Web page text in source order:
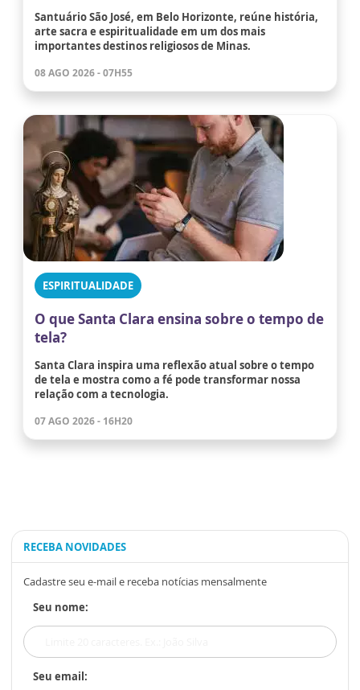
Santuário São José, em Belo Horizonte, reúne história,
arte sacra e espiritualidade em um dos mais
importantes destinos religiosos de Minas.
08 AGO 2026 - 07H55
ESPIRITUALIDADE
O que Santa Clara ensina sobre o tempo de
tela?
Santa Clara inspira uma reflexão atual sobre o tempo
de tela e mostra como a fé pode transformar nossa
relação com a tecnologia.
07 AGO 2026 - 16H20
RECEBA NOVIDADES
Cadastre seu e-mail e receba notícias mensalmente
Seu nome:
Seu email: